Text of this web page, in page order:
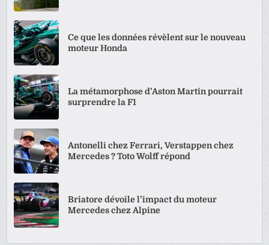
Ce que les données révèlent sur le nouveau
moteur Honda
La métamorphose d’Aston Martin pourrait
surprendre la F1
Antonelli chez Ferrari, Verstappen chez
Mercedes ? Toto Wolff répond
Briatore dévoile l’impact du moteur
Mercedes chez Alpine